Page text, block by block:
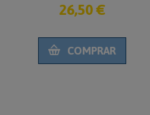
26,50 €
COMPRAR